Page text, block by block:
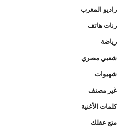
راديو المغرب
رنات هاتف
رياضة
شعبي مصري
شهيوات
غير مصنف
كلمات الأغنية
متع عقلك